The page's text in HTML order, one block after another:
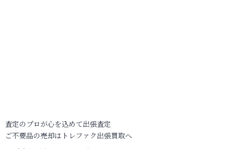
査定のプロが心を込めて出張査定
ご不要品の売却はトレファク出張買取へ